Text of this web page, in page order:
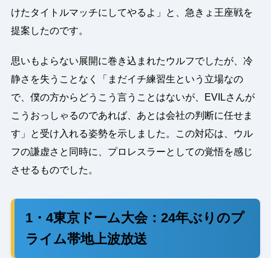
けたタイトルマッチにしてやるよ」と、急きょ王座戦を
提案したのです。
思いもよらない展開に巻き込まれたウルフでしたが、冷
静さを失うことなく「まだイチ練習生という立場なの
で、僕の方からどうこう言うことはないが、EVILさんが
こうおっしゃるのであれば、あとは会社の判断に任せま
す」と受け入れる姿勢を示しました。この対応は、ウル
フの謙虚さと同時に、プロレスラーとしての覚悟を感じ
させるものでした。
1・4東京ドーム大会：24年ぶりのプ
ライム帯地上波放送